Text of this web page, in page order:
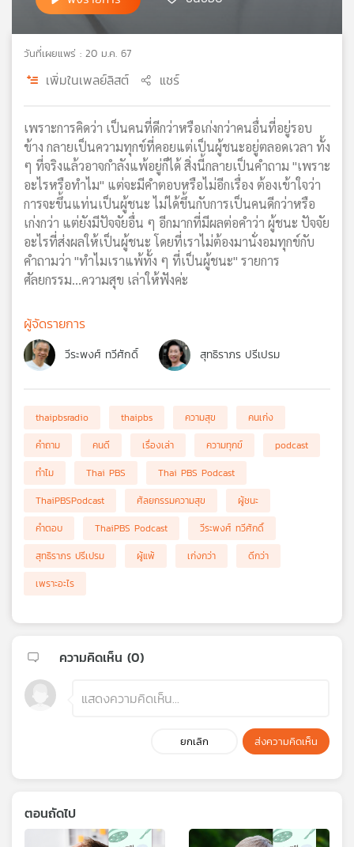
แผนที่
วิทยุ
เครือ
วันที่เผยแพร่ : 20 ม.ค. 67
เพิ่มในเพลย์ลิสต์ แชร์
เพราะการคิดว่า เป็นคนที่ดีกว่าหรือเก่งกว่าคนอื่นที่อยู่รอบ
ข้าง กลายเป็นความทุกข์ที่คอยแต่เป็นผู้ชนะอยู่ตลอดเวลา ทั้ง
ๆ ที่จริงแล้วอาจกำลังแพ้อยู่ก็ได้ สิ่งนี้กลายเป็นคำถาม "เพราะ
อะไรหรือทำไม" แต่จะมีคำตอบหรือไม่อีกเรื่อง ต้องเข้าใจว่า
การจะขึ้นแท่นเป็นผู้ชนะ ไม่ได้ขึ้นกับการเป็นคนดีกว่าหรือ
เก่งกว่า แต่ยังมีปัจจัยอื่น ๆ อีกมากที่มีผลต่อคำว่า ผู้ชนะ ปัจจัย
อะไรที่ส่งผลให้เป็นผู้ชนะ โดยที่เราไม่ต้องมานั่งอมทุกข์กับ
คำถามว่า "ทำไมเราแพ้ทั้ง ๆ ที่เป็นผู้ชนะ" รายการ
ศัลยกรรม...ความสุข เล่าให้ฟังค่ะ
ผู้จัดรายการ
วีระพงศ์ ทวีศักดิ์ สุทธิราภร ปรีเปรม
thaipbsradio thaipbs ความสุข
คนเก่ง
คำถาม
คนดี เรื่องเล่า ความทุกข์
podcast
ทำไม
Thai PBS
Thai PBS Podcast
ThaiPBSPodcast
ศัลยกรรมความสุข
ผู้ชนะ
คำตอบ
ThaiPBS Podcast
วีระพงศ์ ทวีศักดิ์
สุทธิราภร ปรีเปรม
ผู้แพ้ เก่งกว่า
ดีกว่า
เพราะอะไร
ความคิดเห็น (0)
ยกเลิก ส่งความคิดเห็น
ตอนถัดไป